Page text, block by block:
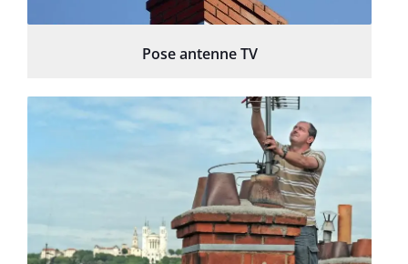
Pose antenne TV